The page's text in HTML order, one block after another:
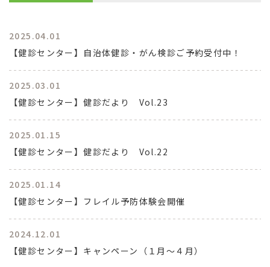
2025.04.01
【健診センター】自治体健診・がん検診ご予約受付中！
2025.03.01
【健診センター】健診だより Vol.23
2025.01.15
【健診センター】健診だより Vol.22
2025.01.14
【健診センター】フレイル予防体験会開催
2024.12.01
【健診センター】キャンペーン（１月～４月）